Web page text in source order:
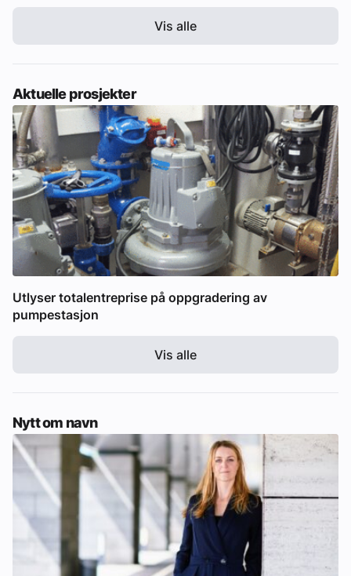
Vis alle
Aktuelle prosjekter
Utlyser totalentreprise på oppgradering av
pumpestasjon
Vis alle
Nytt om navn